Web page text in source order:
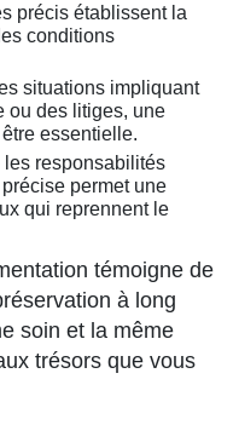
précis établissent la
conditions
situations impliquant
ou des litiges, une
essentielle.
les responsabilités
permet une
qui reprennent le
témoigne de
à long
soin et la même
trésors que vous